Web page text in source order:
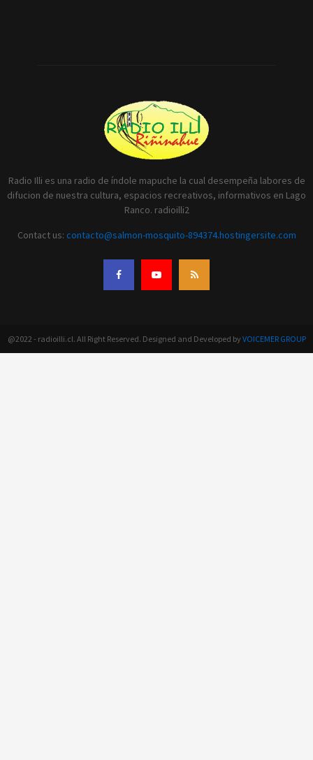
Radio Illi es una radio de índole mapuche la cual desempeña labores de
difucion de nuestra cultura, espacios recreativos, informativos en Lago
Ranco. radioilli2
Contact us: contacto@salmon-mosquito-894374.hostingersite.com
@2022 - radioilli.cl. All Right Reserved. Designed and Developed by VOICEMER GROUP